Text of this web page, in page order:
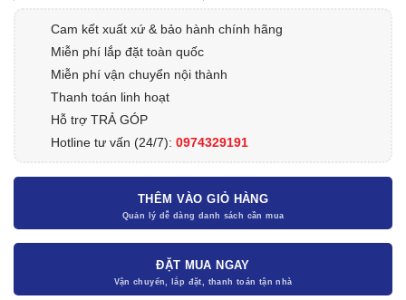
Cam kết xuất xứ & bảo hành chính hãng
Miễn phí lắp đặt toàn quốc
Miễn phí vận chuyển nội thành
Thanh toán linh hoạt
Hỗ trợ TRẢ GÓP
Hotline tư vấn (24/7): 0974329191
THÊM VÀO GIỎ HÀNG
ĐẶT MUA NGAY